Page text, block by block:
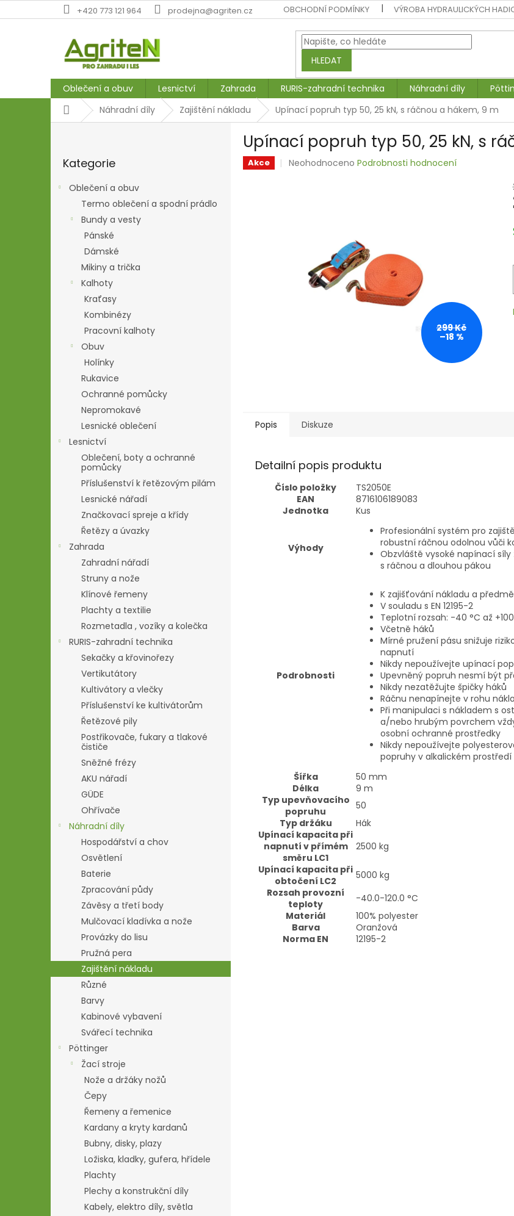
na
+420 773 121 964 prodejna@agriten.cz OBCHODNÍ PODMÍNKY VÝROBA HYDRAULICKÝCH
HLEDAT
Oblečení a obuv Lesnictví Zahrada RURIS-zahradní technika Náhradní díly
DomůNáhradní díly Zajištění nákladu Upínací popruh typ 50, 25 kN, s ráčnou a hákem, 9 m
kategorie
Kategorie
Oblečení a obuv
Termo oblečení a spodní prádlo
Bundy a vesty
Pánské
Dámské
Mikiny a trička
Kalhoty
Kraťasy
Kombinézy
Pracovní kalhoty
Obuv
Holínky
Rukavice
Ochranné pomůcky
Nepromokavé
Lesnické oblečení
Lesnictví
Oblečení, boty a ochranné
pomůcky
Příslušenství k řetězovým pilám
Lesnické nářadí
Značkovací spreje a křídy
Řetězy a úvazky
Zahrada
Zahradní nářadí
Struny a nože
Klínové řemeny
Plachty a textilie
Rozmetadla , vozíky a kolečka
RURIS-zahradní technika
Sekačky a křovinořezy
Vertikutátory
Kultivátory a vlečky
Příslušenství ke kultivátorům
Řetězové pily
Postřikovače, fukary a tlakové
čističe
Sněžné frézy
AKU nářadí
GÜDE
Ohřívače
Náhradní díly
Hospodářství a chov
Osvětlení
Baterie
Zpracování půdy
Závěsy a třetí body
Mulčovací kladívka a nože
Provázky do lisu
Pružná pera
Zajištění nákladu
Různé
Barvy
Kabinové vybavení
Svářecí technika
Pöttinger
Žací stroje
Nože a držáky nožů
Čepy
Řemeny a řemenice
Kardany a kryty kardanů
Bubny, disky, plazy
Ložiska, kladky, gufera, hřídele
Plachty
Plechy a konstrukční díly
Kabely, elektro díly, světla
Upínací popruh typ 50, 25 kN, s
Akce
Průměrné
Neohodnoceno Podrobnosti hodnocení
299 Kč
–18 %
Popis Diskuze
Detailní popis produktu
Číslo položky
TS2050E
EAN
8716106189083
Jednotka
Kus
Výhody
Profesionální systém pro
robustní ráčnou odolnou vůči
Obzvláště vysoké napínací
s ráčnou a dlouhou pákou
Podrobnosti
K zajišťování nákladu a
V souladu s EN 12195-2
Teplotní rozsah: -40 °C až
Včetně háků
Mírné pružení pásu snižuje
napnutí
Nikdy nepoužívejte upínací
Upevněný popruh nesmí být
Nikdy nezatěžujte špičky háků
Ráčnu nenapínejte v rohu
Při manipulaci s nákladem s
a/nebo hrubým povrchem
osobní ochranné prostředky
Nikdy nepoužívejte
popruhy v alkalickém prostředí
Šířka
50 mm
Délka
9 m
Typ upevňovacího
popruhu
50
Typ držáku
Hák
Upínací kapacita při
napnutí v přímém
směru LC1
2500 kg
Upínací kapacita při
obtočení LC2
5000 kg
Rozsah provozní
teploty
-40.0-120.0 °C
Materiál
100% polyester
Barva
Oranžová
Norma EN
12195-2